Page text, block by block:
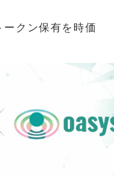
クン保有を時価